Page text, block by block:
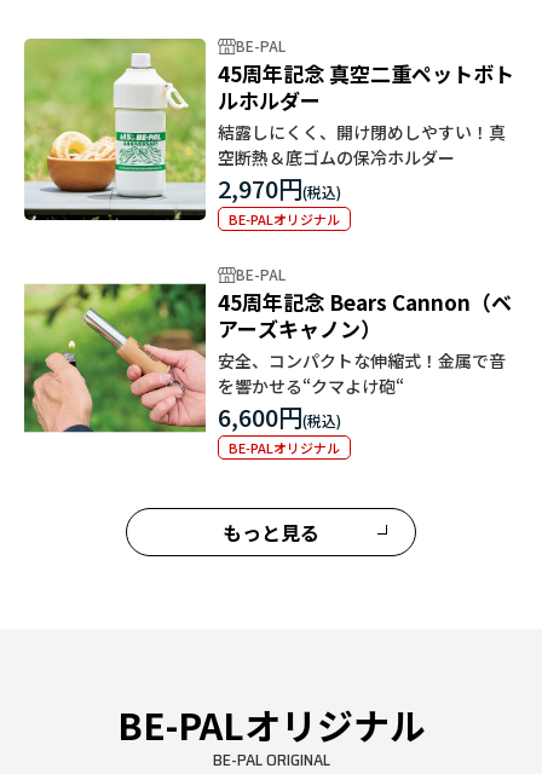
BE-PAL
45周年記念 真空二重ペットボト
ルホルダー
結露しにくく、開け閉めしやすい！真
空断熱＆底ゴムの保冷ホルダー
2,970円
BE-PALオリジナル
BE-PAL
45周年記念 Bears Cannon（ベ
アーズキャノン）
安全、コンパクトな伸縮式！金属で音
を響かせる“クマよけ砲“
6,600円
BE-PALオリジナル
もっと見る
BE-PALオリジナル
BE-PAL ORIGINAL